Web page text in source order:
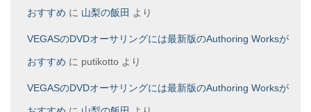
おすすめ に 山梨の飯田 より
VEGASのDVDオーサリングには最新版のAuthoring Worksが
おすすめ に putikotto より
VEGASのDVDオーサリングには最新版のAuthoring Worksが